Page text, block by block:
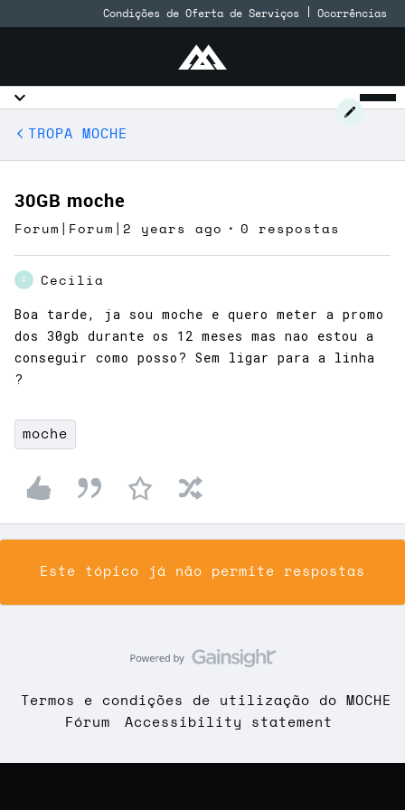
Condições de Oferta de Serviços Ocorrências
TROPA MOCHE
30GB moche
Forum|Forum|2 years ago 0 respostas
C Cecilia
Boa tarde, ja sou moche e quero meter a promo
dos 30gb durante os 12 meses mas nao estou a
conseguir como posso? Sem ligar para a linha
?
moche
Este tópico já não permite respostas
Termos e condições de utilização do MOCHE
Fórum
Accessibility statement